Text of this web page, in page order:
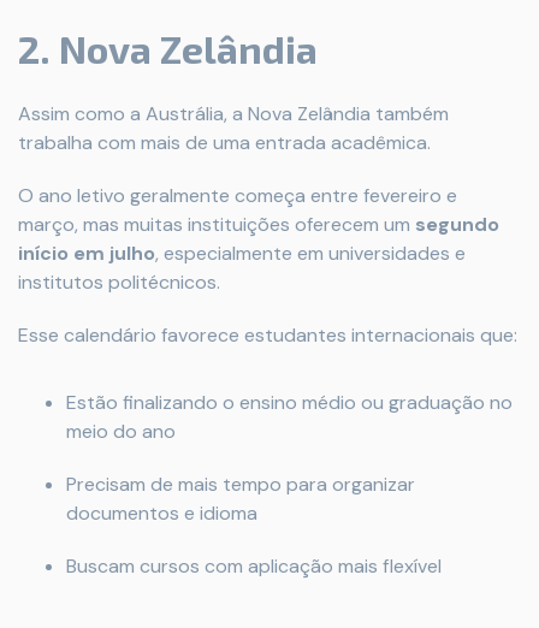
2. Nova Zelândia
Assim como a Austrália, a Nova Zelândia também
trabalha com mais de uma entrada acadêmica.
O ano letivo geralmente começa entre fevereiro e
março, mas muitas instituições oferecem um segundo
início em julho, especialmente em universidades e
institutos politécnicos.
Esse calendário favorece estudantes internacionais que:
Estão finalizando o ensino médio ou graduação no
meio do ano
Precisam de mais tempo para organizar
documentos e idioma
Buscam cursos com aplicação mais flexível